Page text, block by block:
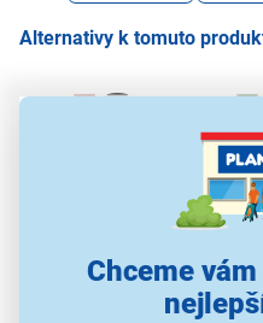
Chceme
Alternativy k tomuto
249 Kč
Aligator